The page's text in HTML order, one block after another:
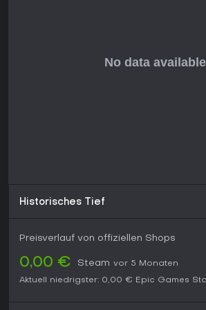
Perfektionisten stören, doch
Historisches Tief
Preisverlauf von offiziellen Shops
0,00 € Steam vor 5 Monaten
Aktuell niedrigster: 0,00 € Epic Games